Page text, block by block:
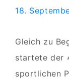
18.
Gleich zu
startete der
sportlichen